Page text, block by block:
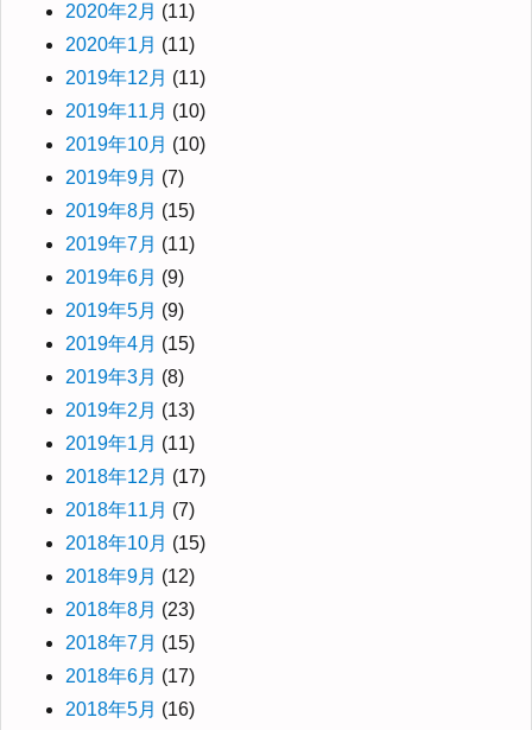
2020年2月 (11)
2020年1月 (11)
2019年12月 (11)
2019年11月 (10)
2019年10月 (10)
2019年9月 (7)
2019年8月 (15)
2019年7月 (11)
2019年6月 (9)
2019年5月 (9)
2019年4月 (15)
2019年3月 (8)
2019年2月 (13)
2019年1月 (11)
2018年12月 (17)
2018年11月 (7)
2018年10月 (15)
2018年9月 (12)
2018年8月 (23)
2018年7月 (15)
2018年6月 (17)
2018年5月 (16)